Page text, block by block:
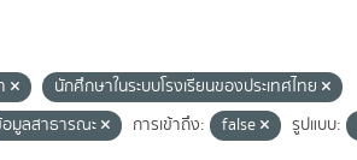
นักศึกษาในระบบโรงเรียนของประเทศไทย
มูลสาธารณะ การเข้าถึง: false รูปแบบ: